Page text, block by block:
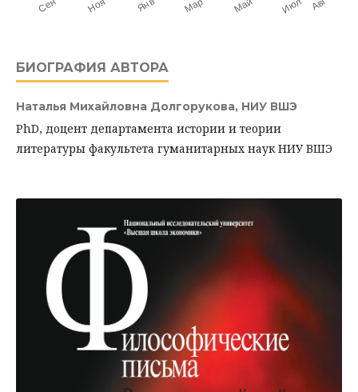
БИОГРАФИЯ АВТОРА
Наталья Михайловна Долгорукова, НИУ ВШЭ
PhD, доцент департамента истории и теории
литературы факультета гуманитарных наук НИУ ВШЭ